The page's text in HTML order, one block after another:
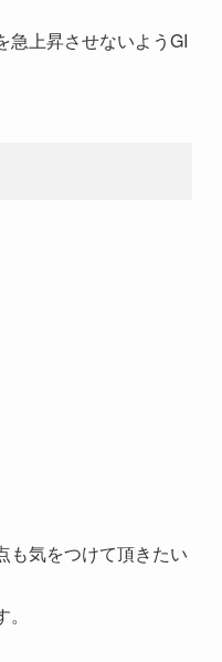
急上昇させないようGI
も気をつけて頂きたい